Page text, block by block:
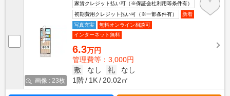
画像 : 23枚
家賃クレジット払い可（※保証会社利用等条件有）
初期費用クレジット払い可（※一部条件有）
新着
写真充実
無料オンライン相談可
インターネット無料
6.3万円
管理費等：3,000円
敷
なし 礼
なし
1階
1K 20.02㎡